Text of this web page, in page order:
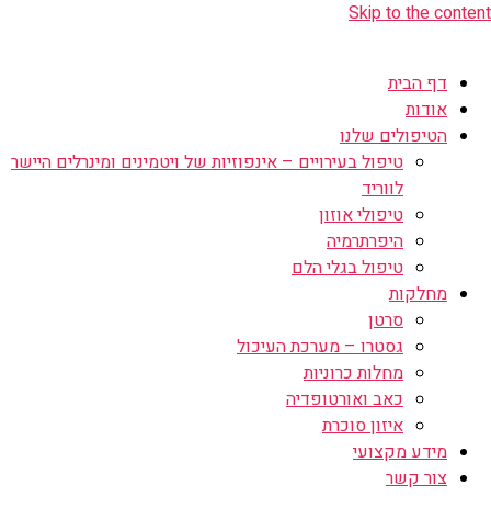
Skip to the content
דף הבית
אודות
הטיפולים שלנו
טיפול בעירויים – אינפוזיות של ויטמינים ומינרלים היישר
לווריד
טיפולי אוזון
היפרתרמיה
טיפול בגלי הלם
מחלקות
סרטן
גסטרו – מערכת העיכול
מחלות כרוניות
כאב ואורטופדיה
איזון סוכרת
מידע מקצועי
צור קשר